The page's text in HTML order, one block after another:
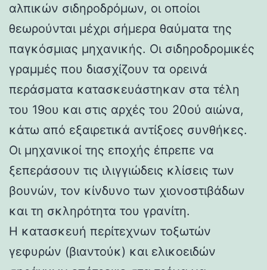
αλπικών σιδηροδρόμων, οι οποίοι
θεωρούνται μέχρι σήμερα θαύματα της
παγκόσμιας μηχανικής. Οι σιδηροδρομικές
γραμμές που διασχίζουν τα ορεινά
περάσματα κατασκευάστηκαν στα τέλη
του 19ου και στις αρχές του 20ού αιώνα,
κάτω από εξαιρετικά αντίξοες συνθήκες.
Οι μηχανικοί της εποχής έπρεπε να
ξεπεράσουν τις ιλιγγιώδεις κλίσεις των
βουνών, τον κίνδυνο των χιονοστιβάδων
και τη σκληρότητα του γρανίτη.
Η κατασκευή περίτεχνων τοξωτών
γεφυρών (βιαντούκ) και ελικοειδών